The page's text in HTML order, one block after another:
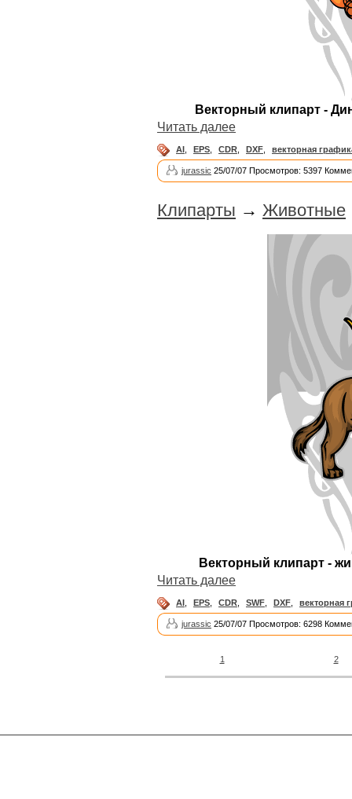
Векторный клипарт -
Читать далее
AI EPS CDR DXF векторная
jurassic 25/07/07 Просмотров: 5397
Клипарты → Животные
Векторный клипарт -
Читать далее
AI EPS CDR SWF DXF векторная
jurassic 25/07/07 Просмотров: 6298
1 2